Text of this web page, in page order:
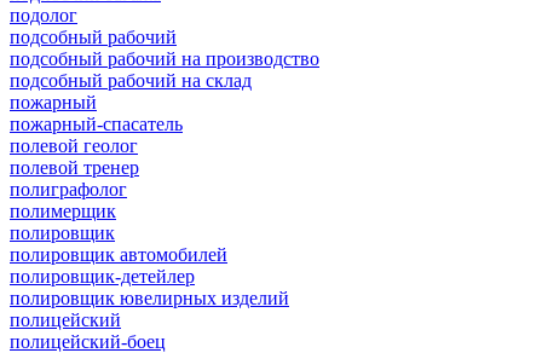
подолог
подсобный рабочий
подсобный рабочий на производство
подсобный рабочий на склад
пожарный
пожарный-спасатель
полевой геолог
полевой тренер
полиграфолог
полимерщик
полировщик
полировщик автомобилей
полировщик-детейлер
полировщик ювелирных изделий
полицейский
полицейский-боец